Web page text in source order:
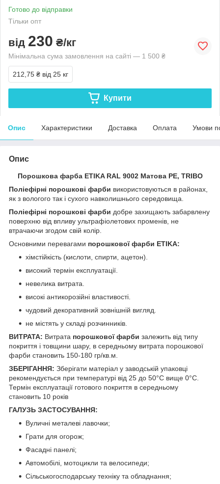
Готово до відправки
Тільки опт
від 230 ₴/кг
Мінімальна сума замовлення на сайті — 1 500 ₴
212,75 ₴ від 25 кг
Купити
Опис Характеристики Доставка Оплата Умови
Опис
Порошкова фарба ETIKA RAL 9002 Матова PE, TRIBO
Поліефірні порошкові фарби використовуються в районах,
як з вологого так і сухого навколишнього середовища.
Поліефірні порошкові фарби добре захищають забарвлену
поверхню від впливу ультрафіолетових променів, не
втрачаючи згодом свій колір.
Основними перевагами порошкової фарби ETIKA:
хімстійкість (кислоти, спирти, ацетон).
високий термін експлуатації.
невелика витрата.
високі антикорозійні властивості.
чудовий декоративний зовнішній вигляд.
не містять у складі розчинників.
ВИТРАТА: Витрата порошкової фарби залежить від типу
покриття і товщини шару, в середньому витрата порошкової
фарби становить 150-180 гр/кв.м.
ЗБЕРІГАННЯ: Зберігати матеріал у заводській упаковці
рекомендується при температурі від 25 до 50°С вище 0°С.
Термін експлуатації готового покриття в середньому
становить 10 років
ГАЛУЗЬ ЗАСТОСУВАННЯ:
Вуличні металеві лавочки;
Грати для огорож;
Фасадні панелі;
Автомобілі, мотоцикли та велосипеди;
Сільськогосподарську техніку та обладнання;